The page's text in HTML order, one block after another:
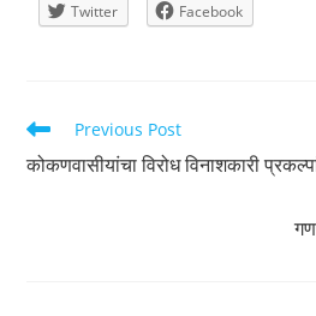
Twitter
Facebook
Read
more
articles
Previous Post
कोकणवासीयांचा विरोध विनाशकारी